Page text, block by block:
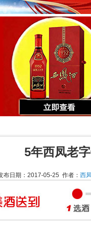
5年西凤老
布日期：2017-05-25 作者： 西